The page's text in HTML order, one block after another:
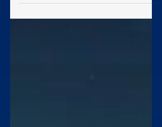
amor. Jesus é Deus. Jesus é o amor.